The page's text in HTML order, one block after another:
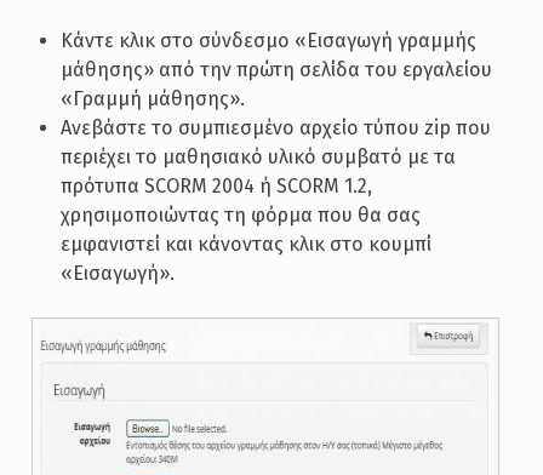
Κάντε κλικ στο σύνδεσμο «Εισαγωγή γραμμής
μάθησης» από την πρώτη σελίδα του εργαλείου
«Γραμμή μάθησης».
Ανεβάστε το συμπιεσμένο αρχείο τύπου zip που
περιέχει το μαθησιακό υλικό συμβατό με τα
πρότυπα SCORM 2004 ή SCORM 1.2,
χρησιμοποιώντας τη φόρμα που θα σας
εμφανιστεί και κάνοντας κλικ στο κουμπί
«Εισαγωγή».